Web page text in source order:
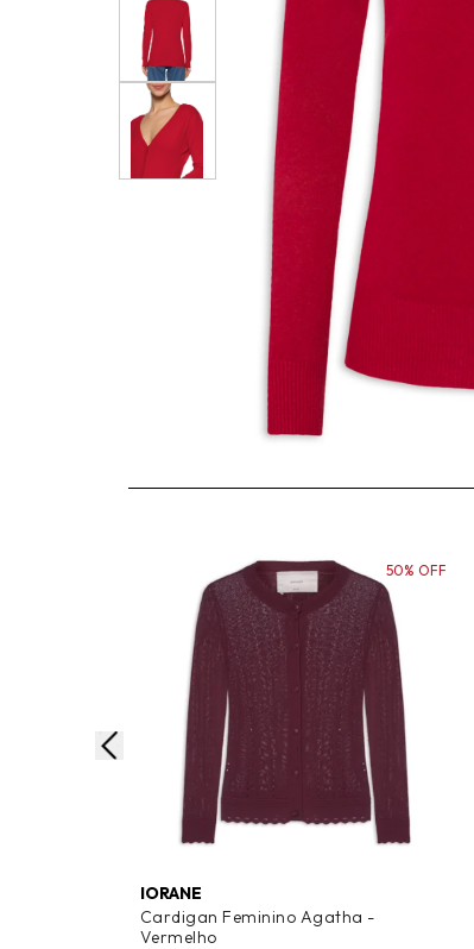
IORANE
Cardigan Feminino Agatha -
Vermelho
50% OFF